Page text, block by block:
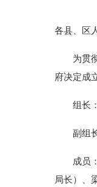
各县、区
为贯彻
府决定成
组长：
副组长
成员：
局长）、